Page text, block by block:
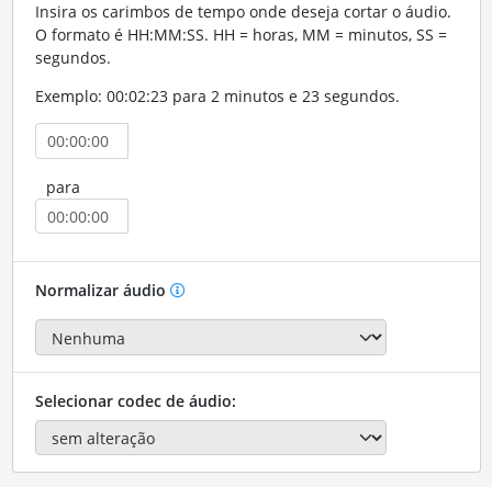
Insira os carimbos de tempo onde deseja cortar o áudio.
O formato é HH:MM:SS. HH = horas, MM = minutos, SS =
segundos.
Exemplo: 00:02:23 para 2 minutos e 23 segundos.
para
Normalizar áudio
Selecionar codec de áudio: